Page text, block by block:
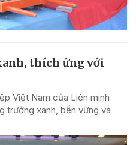
thích ứng với
Việt Nam của Liên minh
trưởng xanh, bền vững và